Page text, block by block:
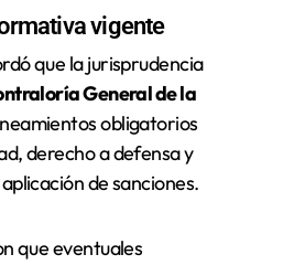
vigente
que la jurisprudencia
General de la
obligatorios
derecho a defensa y
de sanciones.
que eventuales